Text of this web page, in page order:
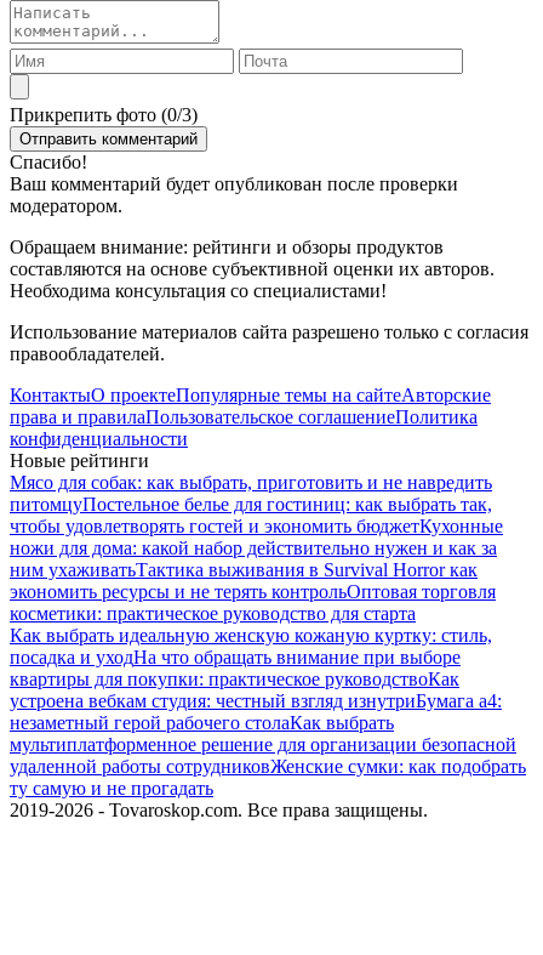
Прикрепить фото (0/3)
Спасибо!
Ваш комментарий будет опубликован после проверки
модератором.
Обращаем внимание: рейтинги и обзоры продуктов
составляются на основе субъективной оценки их авторов.
Необходима консультация со специалистами!
Использование материалов сайта разрешено только с согласия
правообладателей.
КонтактыО проектеПопулярные темы на сайтеАвторские
права и правилаПользовательское соглашениеПолитика
конфиденциальности
Новые рейтинги
Мясо для собак: как выбрать, приготовить и не навредить
питомцуПостельное белье для гостиниц: как выбрать так,
чтобы удовлетворять гостей и экономить бюджетКухонные
ножи для дома: какой набор действительно нужен и как за
ним ухаживатьТактика выживания в Survival Horror как
экономить ресурсы и не терять контрольОптовая торговля
косметики: практическое руководство для старта
Как выбрать идеальную женскую кожаную куртку: стиль,
посадка и уходНа что обращать внимание при выборе
квартиры для покупки: практическое руководствоКак
устроена вебкам студия: честный взгляд изнутриБумага а4:
незаметный герой рабочего столаКак выбрать
мультиплатформенное решение для организации безопасной
удаленной работы сотрудниковЖенские сумки: как подобрать
ту самую и не прогадать
2019-2026 - Tovaroskop.com. Все права защищены.